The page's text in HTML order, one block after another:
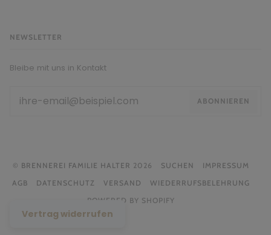
NEWSLETTER
Bleibe mit uns in Kontakt
ABONNIEREN
© BRENNEREI FAMILIE HALTER 2026 SUCHEN
IMPRESSUM
AGB
DATENSCHUTZ VERSAND
WIEDERRUFSBELEHRUNG
POWERED BY SHOPIFY
Vertrag widerrufen